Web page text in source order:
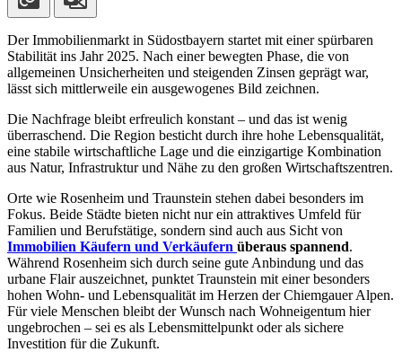
Der Immobilienmarkt in Südostbayern startet mit einer spürbaren
Stabilität ins Jahr 2025. Nach einer bewegten Phase, die von
allgemeinen Unsicherheiten und steigenden Zinsen geprägt war,
lässt sich mittlerweile ein ausgewogenes Bild zeichnen.
Die Nachfrage bleibt erfreulich konstant – und das ist wenig
überraschend. Die Region besticht durch ihre hohe Lebensqualität,
eine stabile wirtschaftliche Lage und die einzigartige Kombination
aus Natur, Infrastruktur und Nähe zu den großen Wirtschaftszentren.
Orte wie Rosenheim und Traunstein stehen dabei besonders im
Fokus. Beide Städte bieten nicht nur ein attraktives Umfeld für
Familien und Berufstätige, sondern sind auch aus Sicht von
Immobilien Käufern und Verkäufern überaus spannend.
Während Rosenheim sich durch seine gute Anbindung und das
urbane Flair auszeichnet, punktet Traunstein mit einer besonders
hohen Wohn- und Lebensqualität im Herzen der Chiemgauer Alpen.
Für viele Menschen bleibt der Wunsch nach Wohneigentum hier
ungebrochen – sei es als Lebensmittelpunkt oder als sichere
Investition für die Zukunft.